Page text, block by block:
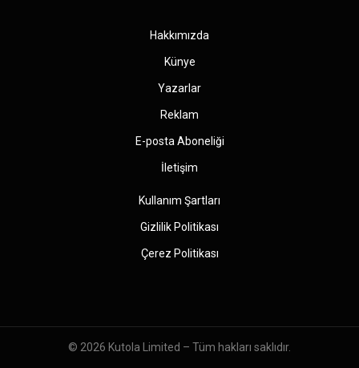
Hakkımızda
Künye
Yazarlar
Reklam
E-posta Aboneliği
İletişim
Kullanım Şartları
Gizlilik Politikası
Çerez Politikası
© 2026 Kutola Limited – Tüm hakları saklıdır.